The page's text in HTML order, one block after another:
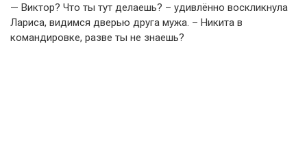
— Виктор? Что ты тут делаешь? – удивлённо воскликнула
Лариса, видимся дверью друга мужа. – Никита в
командировке, разве ты не знаешь?